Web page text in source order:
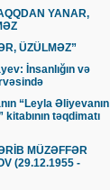
YANAR,
ÜZÜLMƏZ”
İnsanlığın və
“Leyla Əliyevanın
kitabının təqdimatı
MÜZƏFFƏR
(29.12.1955 -